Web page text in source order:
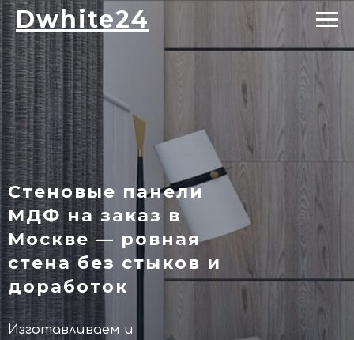
Dwhite24
Стеновые панели
МДФ на заказ в
Москве — ровная
стена без стыков и
доработок
Изготавливаем и